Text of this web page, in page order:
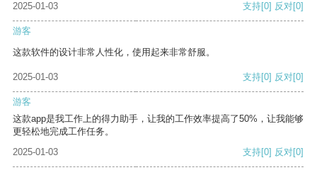
2025-01-03
支持[0] 反对[0]
游客
这款软件的设计非常人性化，使用起来非常舒服。
2025-01-03 支持[0] 反对[0]
游客
这款app是我工作上的得力助手，让我的工作效率提高了50%，让我能够
更轻松地完成工作任务。
2025-01-03
支持[0] 反对[0]